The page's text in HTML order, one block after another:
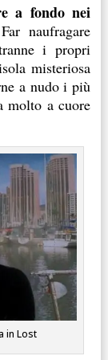
a fondo nei
Far naufragare
i propri
misteriosa
a nudo i più
molto a cuore
in Lost